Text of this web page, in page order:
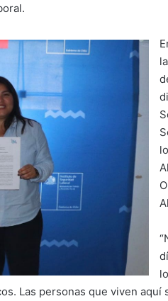
Las personas que viven